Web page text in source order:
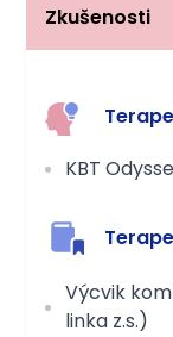
Zkušenosti
KBT
Výcvik
linka z.s.)